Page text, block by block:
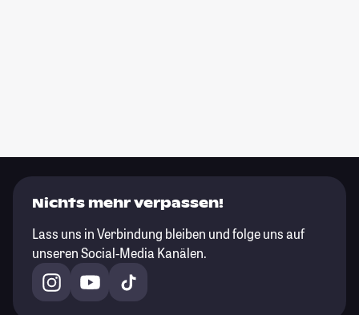
Nichts mehr verpassen!
Lass uns in Verbindung bleiben und folge uns auf
unseren Social-Media Kanälen.